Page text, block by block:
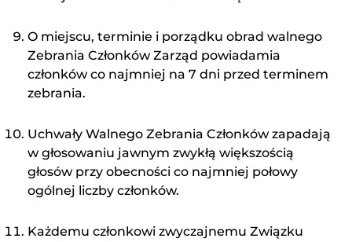
O miejscu, terminie i porządku obrad walnego
Zebrania Członków Zarząd powiadamia
członków co najmniej na 7 dni przed terminem
zebrania.
Uchwały Walnego Zebrania Członków zapadają
w głosowaniu jawnym zwykłą większością
głosów przy obecności co najmniej połowy
ogólnej liczby członków.
Każdemu członkowi zwyczajnemu Związku